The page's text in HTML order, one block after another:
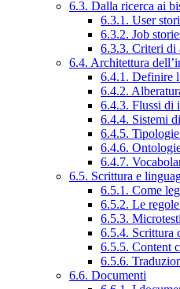
6.3. Dalla ricerca ai
6.3.1. User
6.3.2. Job
6.3.3. Criteri di
6.4. Architettura
6.4.1. Definire
6.4.2.
6.4.3. Flussi di
6.4.4. Sistemi
6.4.5.
6.4.6.
6.4.7.
6.5. Scrittura e
6.5.1. Come
6.5.2. Le
6.5.3. Microtesti
6.5.4. Scrittura
6.5.5. Content
6.5.6.
6.6. Documenti